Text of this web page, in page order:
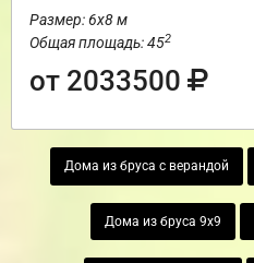
Размер: 6х8 м
Общая площадь: 452
от 2033500
Дома из бруса с верандой
Дома из бруса 9х9